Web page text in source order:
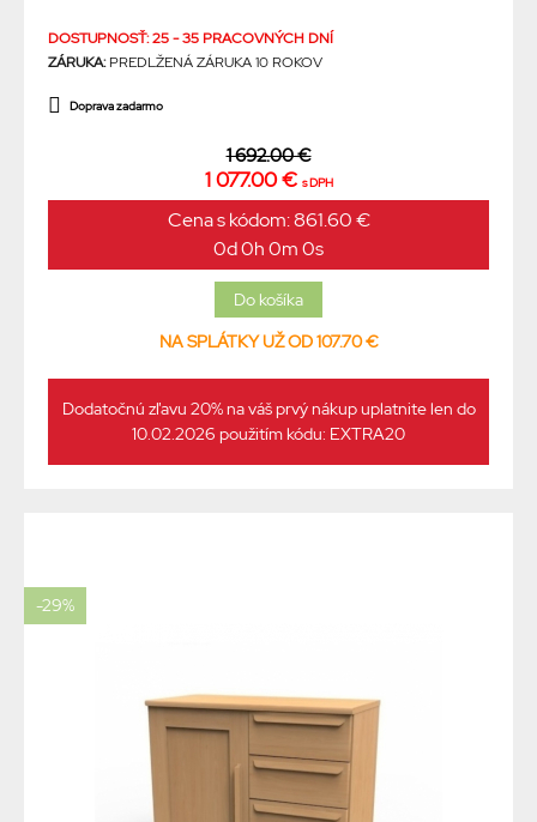
DOSTUPNOSŤ: 25 - 35 PRACOVNÝCH DNÍ
ZÁRUKA:PREDLŽENÁ ZÁRUKA 10 ROKOV
Doprava zadarmo
1 692.00 €
1 077.00 € s DPH
Cena s kódom: 861.60 €
0d 0h 0m 0s
NA SPLÁTKY UŽ OD 107.70 €
Dodatočnú zľavu 20% na váš prvý nákup uplatnite len do
10.02.2026 použitím kódu: EXTRA20
-29%